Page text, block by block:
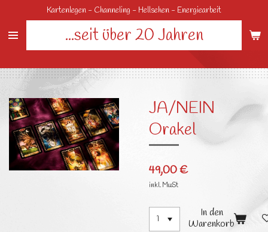
springen
...seit über 20 Jahren
Kartenlegen - Channeling - Hellsehen - Energiearbeit
JA/NEIN
Orakel
49,00 €
inkl. MwSt
In den
Warenkorb